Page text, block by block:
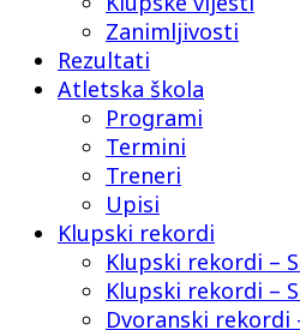
Zanimljivosti
Rezultati
Atletska škola
Programi
Termini
Treneri
Upisi
Klupski rekordi
Klupski rekordi –
Klupski rekordi –
Dvoranski rekordi